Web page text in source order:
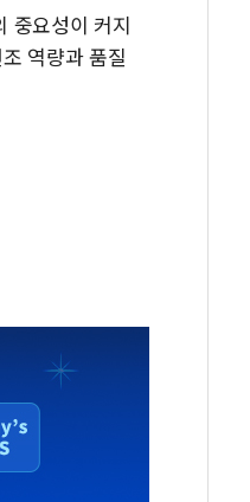
중요성이 커지
역량과 품질